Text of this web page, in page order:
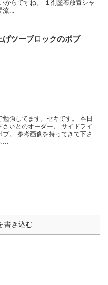
からですね。 １剤塗布放置シャ
...
げツーブロックのボブ
強してます。セキです。 本日
いとのオーダー。 サイドライ
。 参考画像を持ってきて下さ
...
書き込む